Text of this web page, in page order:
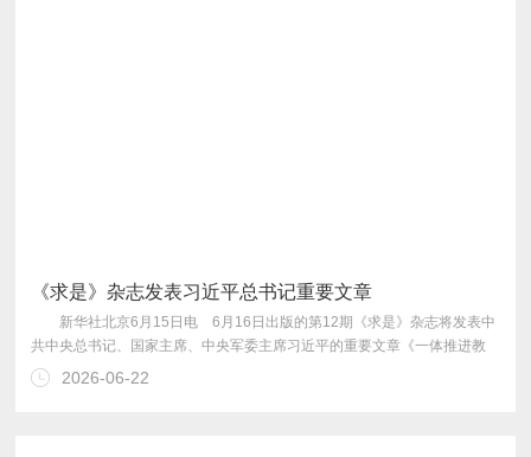
《求是》杂志发表习近平总书记重要文章
重要论述的节录。
2026-06-22